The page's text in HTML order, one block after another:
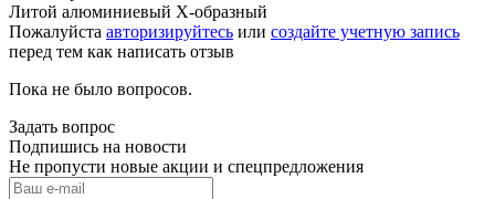
Литой алюминиевый Х-образный
Пожалуйста авторизируйтесь или создайте учетную запись
перед тем как написать отзыв
Пока не было вопросов.
Задать вопрос
Подпишись на новости
Не пропусти новые акции и спецпредложения